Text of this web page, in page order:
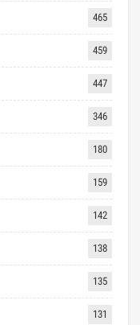
465
459
447
346
180
159
142
138
135
131